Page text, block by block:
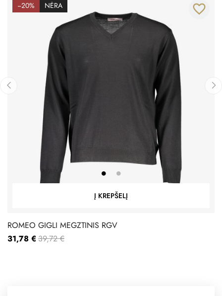
−20% NĖRA
Į KREPŠELĮ
favorite_border
ROMEO GIGLI MEGZTINIS RGV
31,78 € 39,72 €